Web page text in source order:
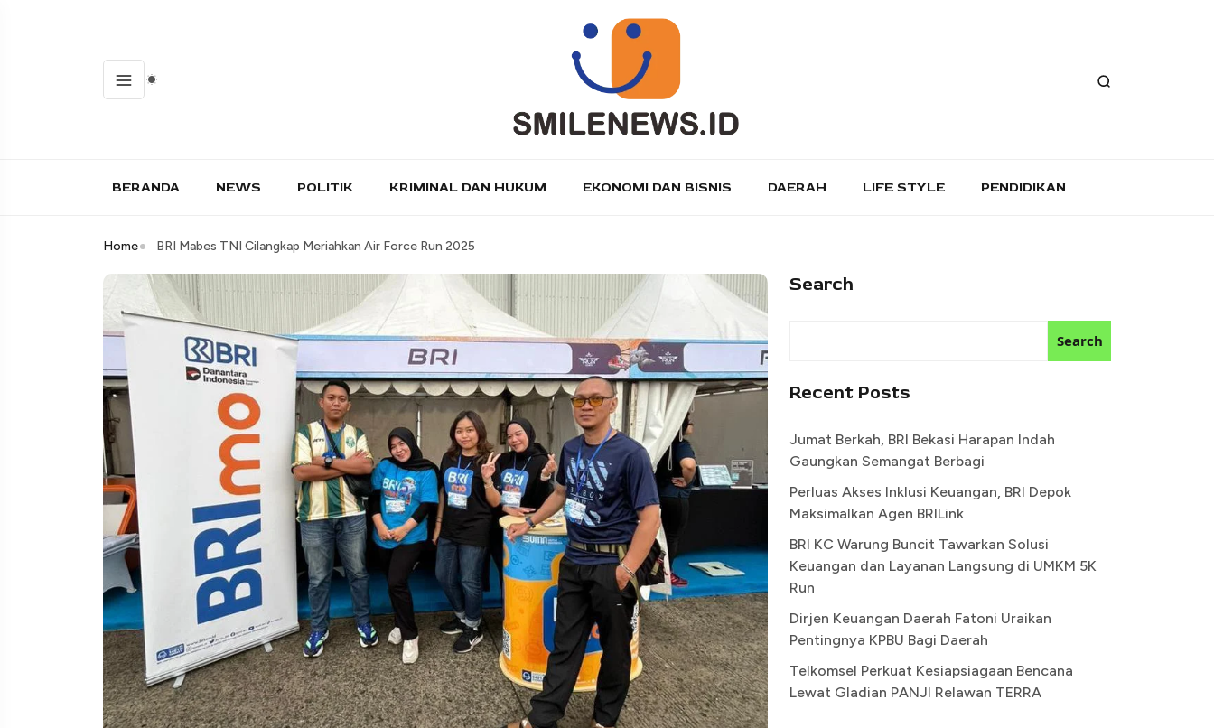
BERANDA NEWS POLITIK KRIMINAL DAN HUKUM EKONOMI DAN BISNIS DAERAH LIFE STYLE PENDIDIKAN
Home BRI Mabes TNI Cilangkap Meriahkan Air Force Run 2025
Search
Search
Recent Posts
Jumat Berkah, BRI Bekasi Harapan Indah
Gaungkan Semangat Berbagi
Perluas Akses Inklusi Keuangan, BRI Depok
Maksimalkan Agen BRILink
BRI KC Warung Buncit Tawarkan Solusi
Keuangan dan Layanan Langsung di UMKM 5K
Run
Dirjen Keuangan Daerah Fatoni Uraikan
Pentingnya KPBU Bagi Daerah
Telkomsel Perkuat Kesiapsiagaan Bencana
Lewat Gladian PANJI Relawan TERRA